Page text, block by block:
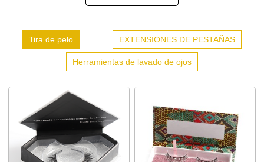
Tira de pelo EXTENSIONES DE PESTAÑAS
Herramientas de lavado de ojos